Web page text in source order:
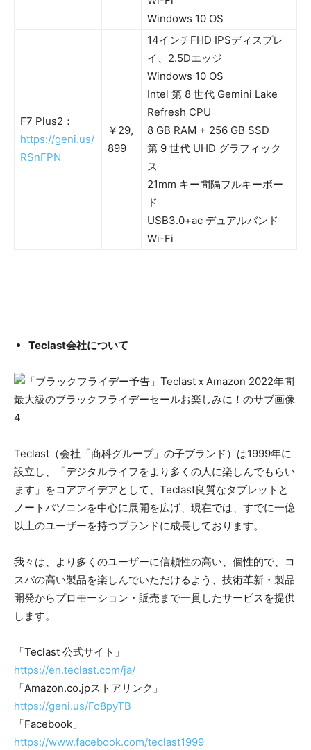
Windows 10 OS
F7 Plus2：
https://geni.us/
RSnFPN
￥29,
899
14インチFHD IPSディスプレ
イ、2.5Dエッジ
Windows 10 OS
Intel 第 8 世代 Gemini Lake
Refresh CPU
8 GB RAM + 256 GB SSD
第 9 世代 UHD グラフィック
ス
21mm キー間隔フルキーボー
ド
USB3.0+ac デュアルバンド
Wi-Fi
Teclast会社について
Teclast（会社「商科グループ」の子ブランド）は1999年に
設立し、「デジタルライフをより多くの人に楽しんでもらい
ます」をコアアイデアとして、Teclast良質なタブレットと
ノートパソコンを中心に展開を広げ、現在では、すでに一億
以上のユーザーを持つブランドに成長しております。
我々は、より多くのユーザーに信頼性の高い、個性的で、コ
スパの高い製品を楽しんでいただけるよう、技術革新・製品
開発からプロモーション・販売まで一貫したサービスを提供
します。
「Teclast 公式サイト」
https://en.teclast.com/ja/
「Amazon.co.jpストアリンク」
https://geni.us/Fo8pyTB
「Facebook」
https://www.facebook.com/teclast1999